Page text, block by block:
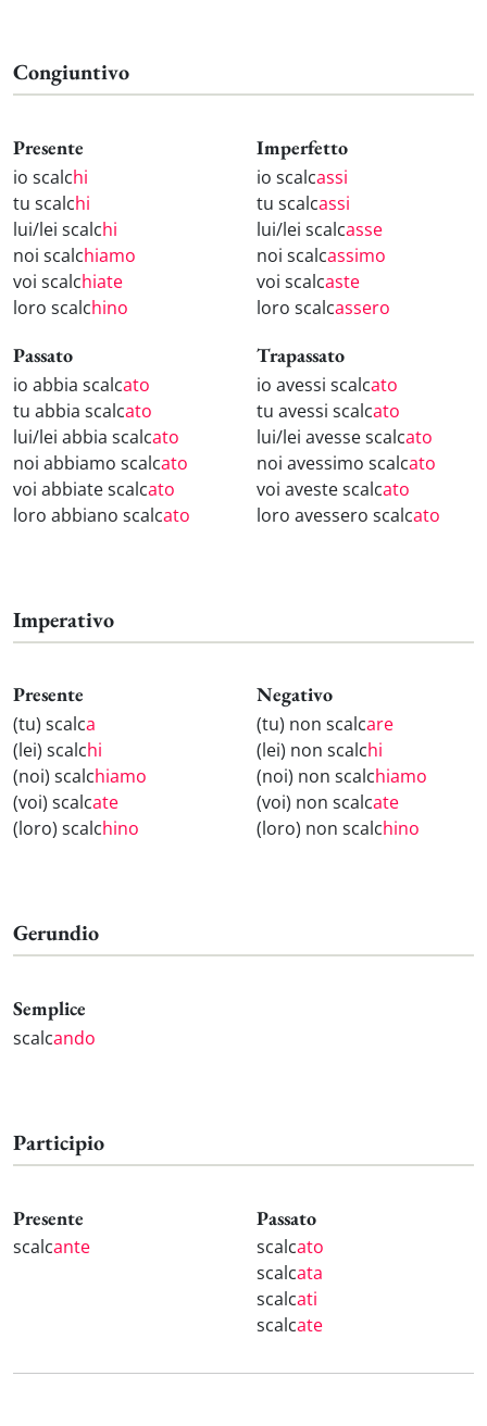
Congiuntivo
Presente
io scalchi
tu scalchi
lui/lei scalchi
noi scalchiamo
voi scalchiate
loro scalchino
Imperfetto
io scalcassi
tu scalcassi
lui/lei scalcasse
noi scalcassimo
voi scalcaste
loro scalcassero
Passato
io abbia scalcato
tu abbia scalcato
lui/lei abbia scalcato
noi abbiamo scalcato
voi abbiate scalcato
loro abbiano scalcato
Trapassato
io avessi scalcato
tu avessi scalcato
lui/lei avesse scalcato
noi avessimo scalcato
voi aveste scalcato
loro avessero scalcato
Imperativo
Presente
(tu) scalca
(lei) scalchi
(noi) scalchiamo
(voi) scalcate
(loro) scalchino
Negativo
(tu) non scalcare
(lei) non scalchi
(noi) non scalchiamo
(voi) non scalcate
(loro) non scalchino
Gerundio
Semplice
scalcando
Participio
Presente
scalcante
Passato
scalcato
scalcata
scalcati
scalcate